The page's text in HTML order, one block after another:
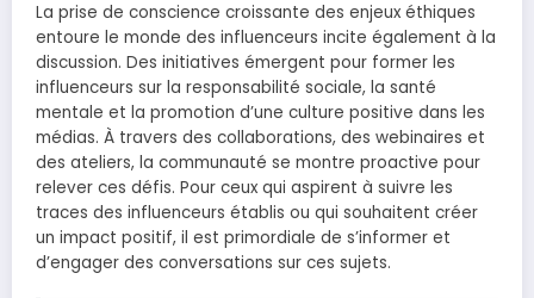
La prise de conscience croissante des enjeux éthiques
entoure le monde des influenceurs incite également à la
discussion. Des initiatives émergent pour former les
influenceurs sur la responsabilité sociale, la santé
mentale et la promotion d’une culture positive dans les
médias. À travers des collaborations, des webinaires et
des ateliers, la communauté se montre proactive pour
relever ces défis. Pour ceux qui aspirent à suivre les
traces des influenceurs établis ou qui souhaitent créer
un impact positif, il est primordiale de s’informer et
d’engager des conversations sur ces sujets.